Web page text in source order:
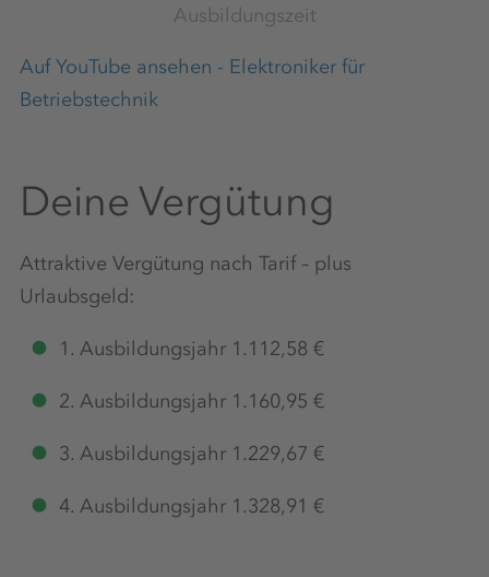
Ausbildungszeit
Auf YouTube ansehen - Elektroniker für
Betriebstechnik
Deine Vergütung
Attraktive Vergütung nach Tarif – plus
Urlaubsgeld:
1. Ausbildungsjahr 1.112,58 €
2. Ausbildungsjahr 1.160,95 €
3. Ausbildungsjahr 1.229,67 €
4. Ausbildungsjahr 1.328,91 €